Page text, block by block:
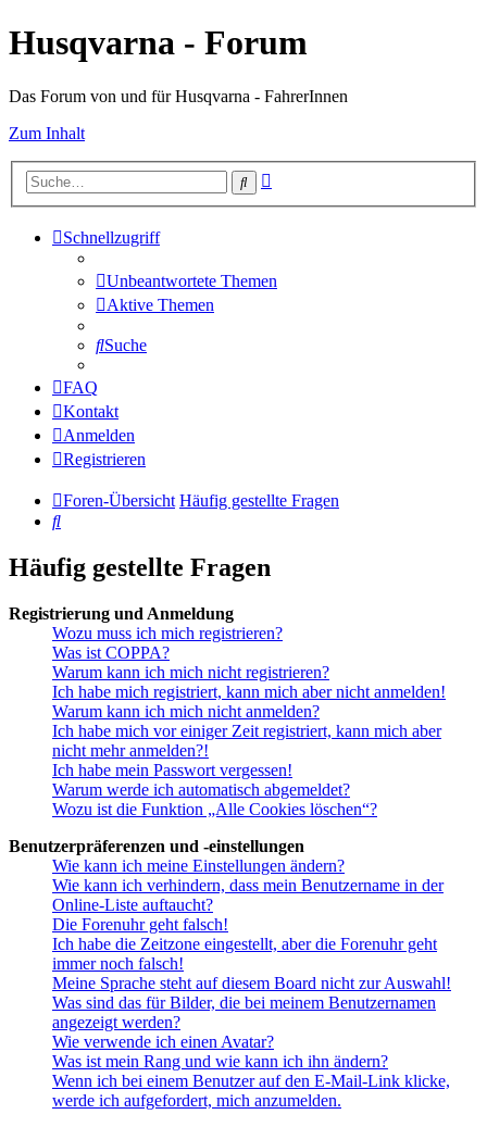
Husqvarna - Forum
Das Forum von und für Husqvarna - FahrerInnen
Zum Inhalt
Suche
Schnellzugriff
Unbeantwortete Themen
Aktive Themen
Suche
FAQ
Kontakt
Anmelden
Registrieren
Foren-Übersicht Häufig gestellte Fragen
Suche
Häufig gestellte Fragen
Registrierung und Anmeldung
Wozu muss ich mich registrieren?
Was ist COPPA?
Warum kann ich mich nicht registrieren?
Ich habe mich registriert, kann mich aber nicht anmelden!
Warum kann ich mich nicht anmelden?
Ich habe mich vor einiger Zeit registriert, kann mich aber
nicht mehr anmelden?!
Ich habe mein Passwort vergessen!
Warum werde ich automatisch abgemeldet?
Wozu ist die Funktion „Alle Cookies löschen“?
Benutzerpräferenzen und -einstellungen
Wie kann ich meine Einstellungen ändern?
Wie kann ich verhindern, dass mein Benutzername in der
Online-Liste auftaucht?
Die Forenuhr geht falsch!
Ich habe die Zeitzone eingestellt, aber die Forenuhr geht
immer noch falsch!
Meine Sprache steht auf diesem Board nicht zur Auswahl!
Was sind das für Bilder, die bei meinem Benutzernamen
angezeigt werden?
Wie verwende ich einen Avatar?
Was ist mein Rang und wie kann ich ihn ändern?
Wenn ich bei einem Benutzer auf den E-Mail-Link klicke,
werde ich aufgefordert, mich anzumelden.